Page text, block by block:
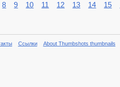
8 9 10 11 12 13 14 15
Ссылки About Thumbshots thumbnails